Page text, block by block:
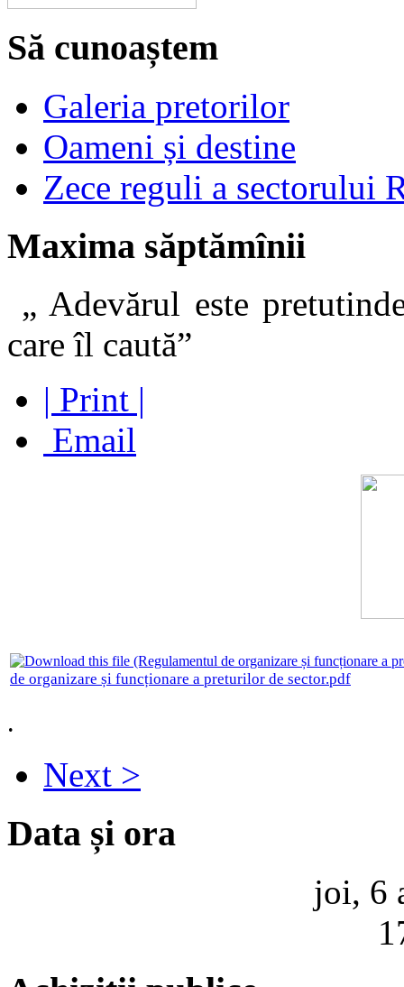
Să cunoaștem
Galeria pretorilor
Oameni și destine
Zece reguli a sectorului
Maxima săptămînii
„ Adevărul este
care îl
| Print |
Email
de organizare și funcționare a preturilor de sector.pdf
.
Next >
Data și ora
joi, 6